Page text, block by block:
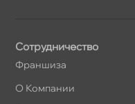
Сотрудничество
Франшиза
О Компании